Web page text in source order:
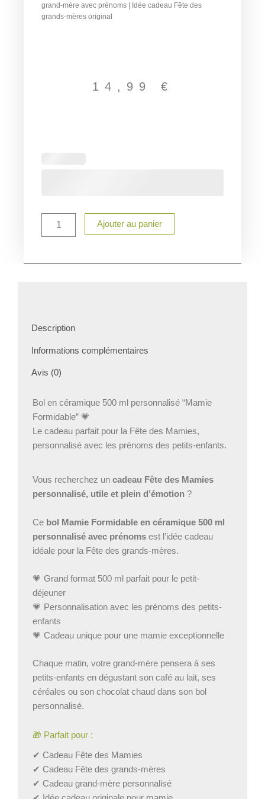
grand-mère avec prénoms | Idée cadeau Fête des
grands-mères original
14,99 €
Fête
grand-
avec
|
cadeau
des
grands-
mères
Ajouter au panier
Description
Informations complémentaires
Avis (0)
Bol en céramique 500 ml personnalisé “Mamie
Formidable” 💗
Le cadeau parfait pour la Fête des Mamies,
personnalisé avec les prénoms des petits-enfants.
Vous recherchez un cadeau Fête des Mamies
personnalisé, utile et plein d’émotion ?
Ce bol Mamie Formidable en céramique 500 ml
personnalisé avec prénoms est l’idée cadeau
idéale pour la Fête des grands-mères.
💗 Grand format 500 ml parfait pour le petit-
déjeuner
💗 Personnalisation avec les prénoms des petits-
enfants
💗 Cadeau unique pour une mamie exceptionnelle
Chaque matin, votre grand-mère pensera à ses
petits-enfants en dégustant son café au lait, ses
céréales ou son chocolat chaud dans son bol
personnalisé.
🎁 Parfait pour :
✔ Cadeau Fête des Mamies
✔ Cadeau Fête des grands-mères
✔ Cadeau grand-mère personnalisé